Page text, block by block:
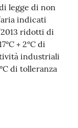
legge di non
indicati
2013 ridotti di
+ 2°C di
industriali
di tolleranza